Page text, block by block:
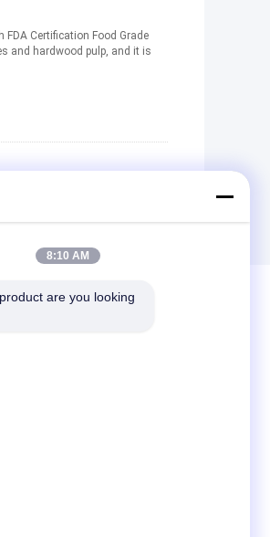
Certification Food Grade
and hardwood pulp, and it is
8:10 AM
are you looking